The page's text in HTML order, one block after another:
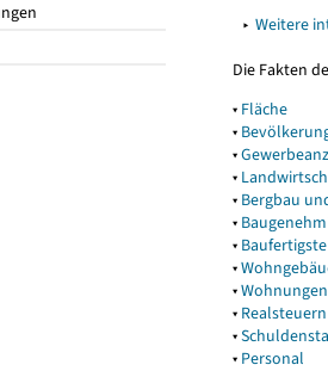
▸ Weitere
Die Fakten
▾ Fläche
▾
▾
▾
▾ Bergbau
▾
▾
▾
▾Wohnungen
▾ Realsteuern
▾
▾ Personal